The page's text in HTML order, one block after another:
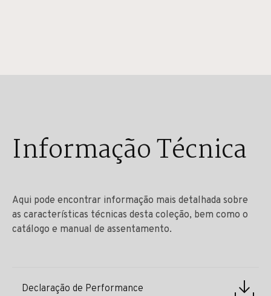
Informação Técnica
Aqui pode encontrar informação mais detalhada sobre
as características técnicas desta coleção, bem como o
catálogo e manual de assentamento.
Declaração de Performance